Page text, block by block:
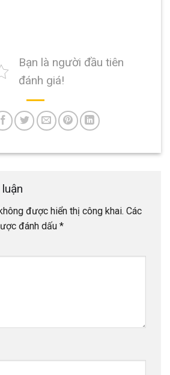
Bạn là người đầu tiên
đánh giá!
được hiển thị công khai. Các
đánh dấu *